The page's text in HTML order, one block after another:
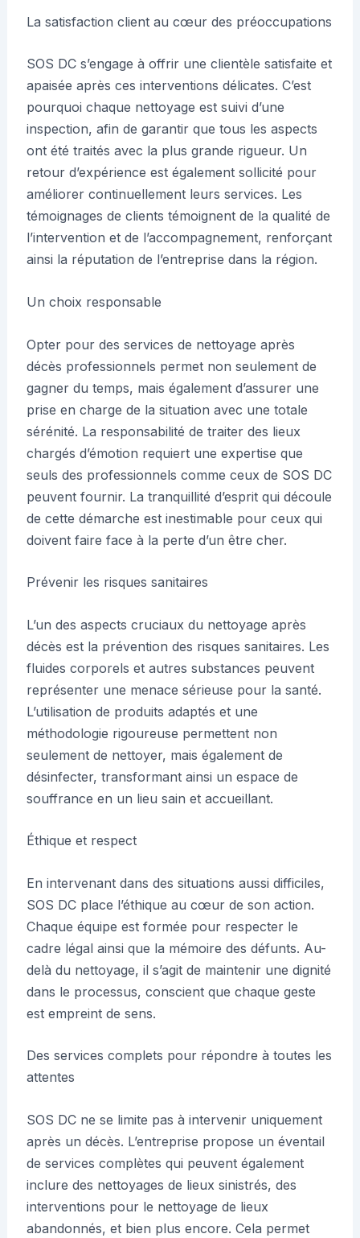
La satisfaction client au cœur des préoccupations
SOS DC s’engage à offrir une clientèle satisfaite et
apaisée après ces interventions délicates. C’est
pourquoi chaque nettoyage est suivi d’une
inspection, afin de garantir que tous les aspects
ont été traités avec la plus grande rigueur. Un
retour d’expérience est également sollicité pour
améliorer continuellement leurs services. Les
témoignages de clients témoignent de la qualité de
l’intervention et de l’accompagnement, renforçant
ainsi la réputation de l’entreprise dans la région.
Un choix responsable
Opter pour des services de nettoyage après
décès professionnels permet non seulement de
gagner du temps, mais également d’assurer une
prise en charge de la situation avec une totale
sérénité. La responsabilité de traiter des lieux
chargés d’émotion requiert une expertise que
seuls des professionnels comme ceux de SOS DC
peuvent fournir. La tranquillité d’esprit qui découle
de cette démarche est inestimable pour ceux qui
doivent faire face à la perte d’un être cher.
Prévenir les risques sanitaires
L’un des aspects cruciaux du nettoyage après
décès est la prévention des risques sanitaires. Les
fluides corporels et autres substances peuvent
représenter une menace sérieuse pour la santé.
L’utilisation de produits adaptés et une
méthodologie rigoureuse permettent non
seulement de nettoyer, mais également de
désinfecter, transformant ainsi un espace de
souffrance en un lieu sain et accueillant.
Éthique et respect
En intervenant dans des situations aussi difficiles,
SOS DC place l’éthique au cœur de son action.
Chaque équipe est formée pour respecter le
cadre légal ainsi que la mémoire des défunts. Au-
delà du nettoyage, il s’agit de maintenir une dignité
dans le processus, conscient que chaque geste
est empreint de sens.
Des services complets pour répondre à toutes les
attentes
SOS DC ne se limite pas à intervenir uniquement
après un décès. L’entreprise propose un éventail
de services complètes qui peuvent également
inclure des nettoyages de lieux sinistrés, des
interventions pour le nettoyage de lieux
abandonnés, et bien plus encore. Cela permet